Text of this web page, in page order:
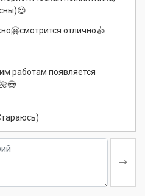
отлично👍
работам появляется